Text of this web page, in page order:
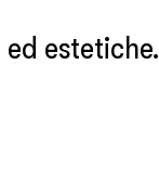
estetiche.